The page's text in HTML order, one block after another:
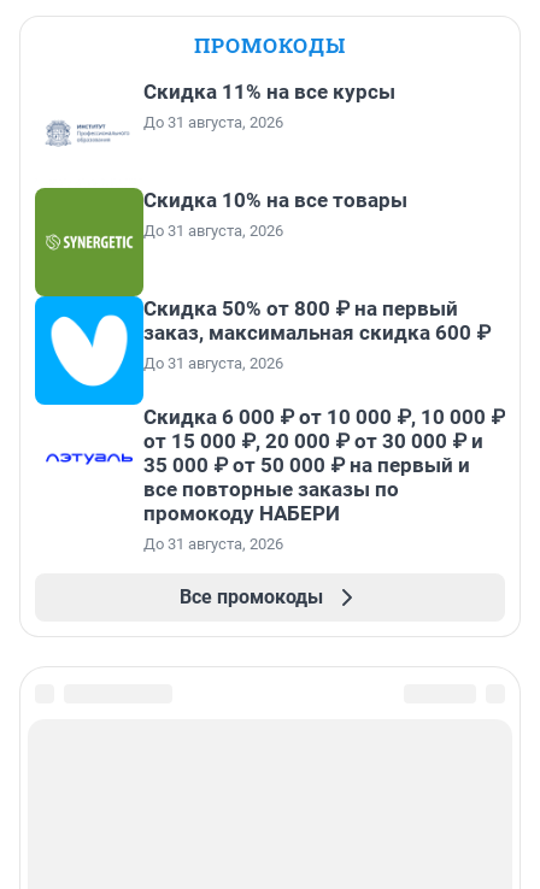
ПРОМОКОДЫ
Скидка 11% на все курсы
До 31 августа, 2026
Скидка 10% на все товары
До 31 августа, 2026
Скидка 50% от 800 ₽ на первый
заказ, максимальная скидка 600 ₽
До 31 августа, 2026
Скидка 6 000 ₽ от 10 000 ₽, 10 000 ₽
от 15 000 ₽, 20 000 ₽ от 30 000 ₽ и
35 000 ₽ от 50 000 ₽ на первый и
все повторные заказы по
промокоду НАБЕРИ
До 31 августа, 2026
Все промокоды